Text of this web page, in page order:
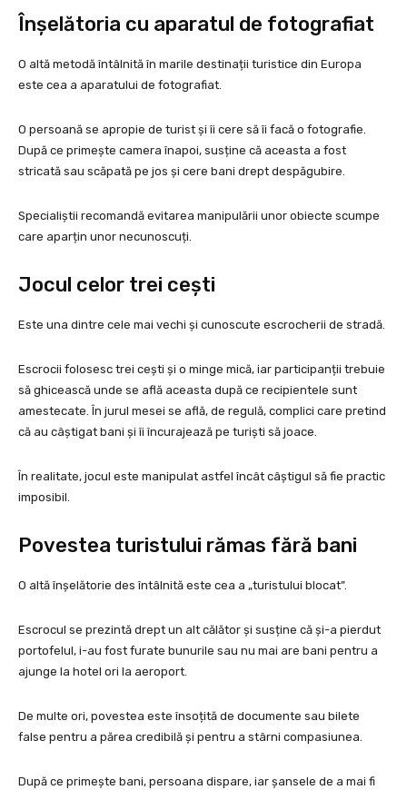
Înșelătoria cu aparatul de fotografiat
O altă metodă întâlnită în marile destinații turistice din Europa
este cea a aparatului de fotografiat.
O persoană se apropie de turist și îi cere să îi facă o fotografie.
După ce primește camera înapoi, susține că aceasta a fost
stricată sau scăpată pe jos și cere bani drept despăgubire.
Specialiștii recomandă evitarea manipulării unor obiecte scumpe
care aparțin unor necunoscuți.
Jocul celor trei cești
Este una dintre cele mai vechi și cunoscute escrocherii de stradă.
Escrocii folosesc trei cești și o minge mică, iar participanții trebuie
să ghicească unde se află aceasta după ce recipientele sunt
amestecate. În jurul mesei se află, de regulă, complici care pretind
că au câștigat bani și îi încurajează pe turiști să joace.
În realitate, jocul este manipulat astfel încât câștigul să fie practic
imposibil.
Povestea turistului rămas fără bani
O altă înșelătorie des întâlnită este cea a „turistului blocat”.
Escrocul se prezintă drept un alt călător și susține că și-a pierdut
portofelul, i-au fost furate bunurile sau nu mai are bani pentru a
ajunge la hotel ori la aeroport.
De multe ori, povestea este însoțită de documente sau bilete
false pentru a părea credibilă și pentru a stârni compasiunea.
După ce primește bani, persoana dispare, iar șansele de a mai fi